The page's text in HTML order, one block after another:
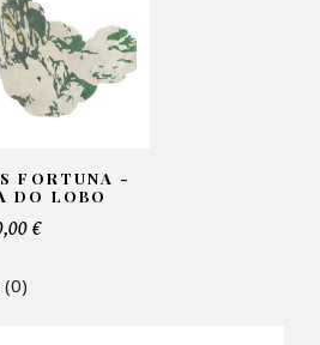
FORTUNA -
DO LOBO
€